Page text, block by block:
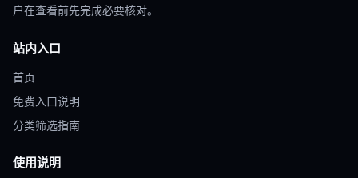
户在查看前先完成必要核对。
站内入口
首页
免费入口说明
分类筛选指南
使用说明